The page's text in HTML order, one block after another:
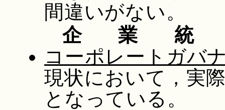
間違いがない。
コーポレートガバ
企業統
現状において，実
となっている。